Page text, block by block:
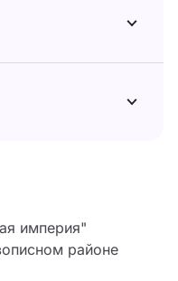
империя"
районе